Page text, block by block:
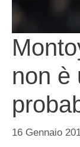
non è
16 Gennaio